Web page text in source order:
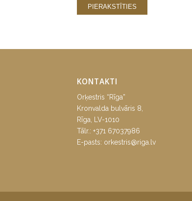
KONTAKTI
Orķestris “Rīga”
Kronvalda bulvāris 8,
Rīga, LV-1010
Tālr.: +371 67037986
E-pasts: orkestris@riga.lv